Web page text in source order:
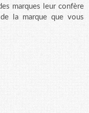
marques leur confère
la marque que vous